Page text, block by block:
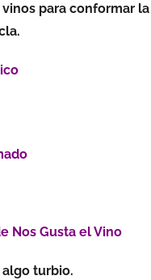
para conformar la
Nos Gusta el Vino
algo turbio.